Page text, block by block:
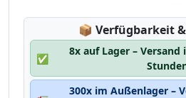
📦 Lagerstatus:
Verfügbarkeit
✅
8x auf Lager –
300x im Außenlager –